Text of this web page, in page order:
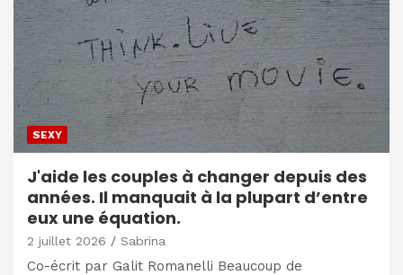
SEXY
J'aide les couples à changer depuis des
années. Il manquait à la plupart d’entre
eux une équation.
2 juillet 2026 Sabrina
Co-écrit par Galit Romanelli Beaucoup de